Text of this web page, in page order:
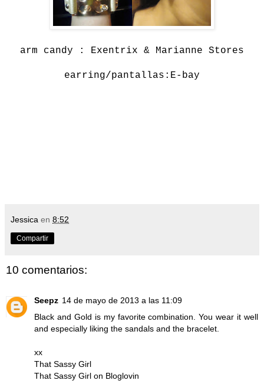
arm candy : Exentrix & Marianne Stores
earring/pantallas:E-bay
Jessica en 8:52
Compartir
10 comentarios:
Seepz 14 de mayo de 2013 a las 11:09
Black and Gold is my favorite combination. You wear it well
and especially liking the sandals and the bracelet.
xx
That Sassy Girl
That Sassy Girl on Bloglovin